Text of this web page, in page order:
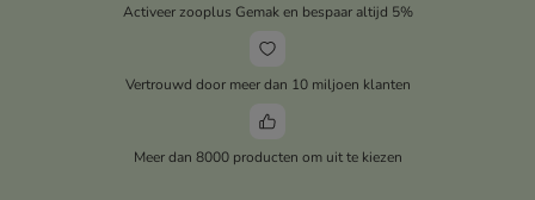
Activeer zooplus Gemak en bespaar altijd 5%
Vertrouwd door meer dan 10 miljoen klanten
Meer dan 8000 producten om uit te kiezen